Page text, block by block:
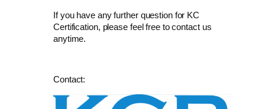
If you have any further question for KC
Certification, please feel free to contact us
anytime.
Contact: